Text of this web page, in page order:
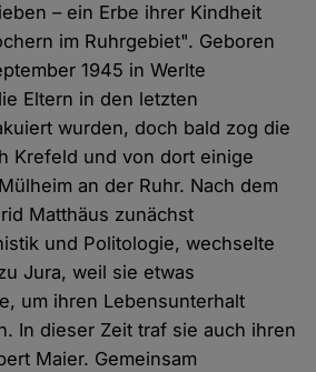
– ein Erbe ihrer Kindheit
im Ruhrgebiet". Geboren
1945 in Werlte
Eltern in den letzten
wurden, doch bald zog die
Krefeld und von dort einige
an der Ruhr. Nach dem
Matthäus zunächst
und Politologie, wechselte
Jura, weil sie etwas
um ihren Lebensunterhalt
In dieser Zeit traf sie auch ihren
Maier. Gemeinsam